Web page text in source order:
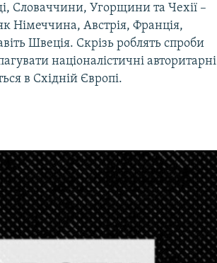
Словаччини, Угорщини та Чехії –
Німеччина, Австрія, Франція,
Швеція. Скрізь роблять спроби
націоналістичні авторитарні
в Східній Європі.